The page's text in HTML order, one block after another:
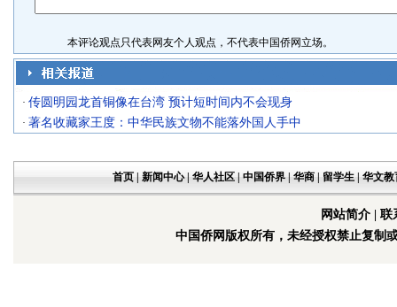
本评论观点只代表网友个人观点，不代表中国侨网立场。
· 传圆明园龙首铜像在台湾 预计短时间内不会现身
· 著名收藏家王度：中华民族文物不能落外国人手中
首页| 新闻中心| 华人社区| 中国侨界| 华商| 留学生| 华文教
网站简介| 联
中国侨网版权所有，未经授权禁止复制